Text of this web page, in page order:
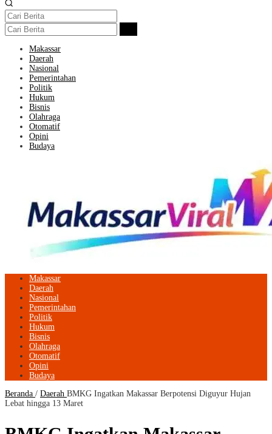
Makassar
Daerah
Nasional
Pemerintahan
Politik
Hukum
Bisnis
Olahraga
Otomatif
Opini
Budaya
Makassar
Daerah
Nasional
Pemerintahan
Politik
Hukum
Bisnis
Olahraga
Otomatif
Opini
Budaya
Beranda / Daerah BMKG Ingatkan Makassar Berpotensi Diguyur Hujan
Lebat hingga 13 Maret